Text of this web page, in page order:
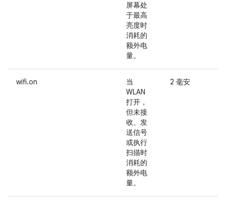
屏幕处
于最高
亮度时
消耗的
额外电
量。
wifi.on
当
WLAN
打开，
但未接
收、发
送信号
或执行
扫描时
消耗的
额外电
量。
2 毫安